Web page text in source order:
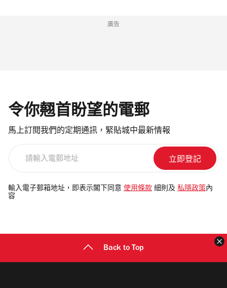
廣告
令你翹首盼望的電郵
馬上訂閱我們的定期通訊，緊貼城中最新情報
電
郵
輸入電子郵箱地址，即表示閣下同意 使用條款 細則及 私隱政策 內
容
Back to Top